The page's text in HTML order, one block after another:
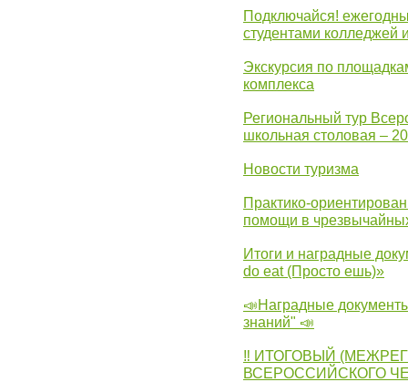
Подключайся!
студентами колледжей
Экскурсия по
комплекса
Региональный тур
школьная столовая –
Новости туризма
Практико-
помощи в
Итоги и наградные
do eat (Просто ешь)»
📣Наградные
знаний" 📣
‼ ИТОГОВЫЙ
ВСЕРОССИЙСКОГО